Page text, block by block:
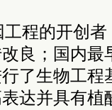
程的开创
良；国内最
了生物工程
达并具有植